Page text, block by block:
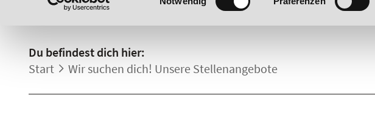
STELLENANGEBOTE.
Du befindest dich hier:
Start
Wir suchen dich! Unsere Stellenangebote